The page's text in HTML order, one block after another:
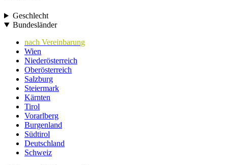
Geschlecht
Bundesländer
nach Vereinbarung
Wien
Niederösterreich
Oberösterreich
Salzburg
Steiermark
Kärnten
Tirol
Vorarlberg
Burgenland
Südtirol
Deutschland
Schweiz